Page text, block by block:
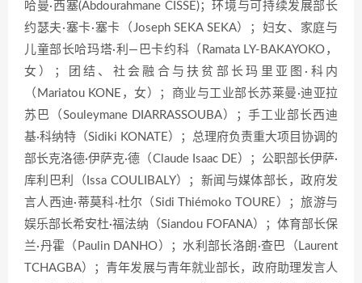
哈曼·西塞(Abdourahmane CISSE)；环境与可持续发展部长
约瑟夫·塞卡·塞卡（Joseph SEKA SEKA）；妇女、家庭与
儿童部长哈玛塔·利—巴卡约科（Ramata LY-BAKAYOKO，
女）；团结、社会融合与扶贫部长玛里亚图·科内
（Mariatou KONE，女）；商业与工业部长苏莱曼·迪亚拉
苏巴（Souleymane DIARRASSOUBA）；手工业部长西迪
基·科纳特（Sidiki KONATE）；总理府负责重大项目协调的
部长克洛德·伊萨克·德（Claude Isaac DE）；公职部长伊萨·
库利巴利（Issa COULIBALY）；新闻与媒体部长，政府发
言人西迪·蒂莫科·杜尔（Sidi Thiémoko TOURE）；旅游与
娱乐部长希安杜·福法纳（Siandou FOFANA）；体育部长保
兰·丹霍（Paulin DANHO）；水利部长洛朗·查巴（Laurent
TCHAGBA）；青年发展与青年就业部长，政府助理发言人